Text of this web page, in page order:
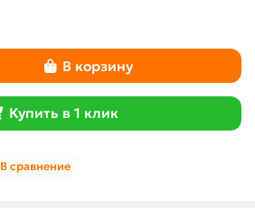
В корзину
Купить в 1 клик
В сравнение